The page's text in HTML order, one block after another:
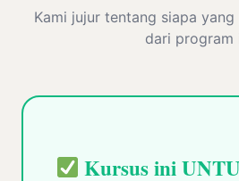
Kami jujur tentang siapa
dari program
Kursus ini